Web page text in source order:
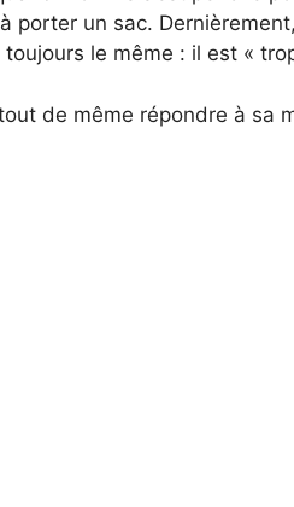
porter un sac.
toujours le même : il est «
de même répondre à sa